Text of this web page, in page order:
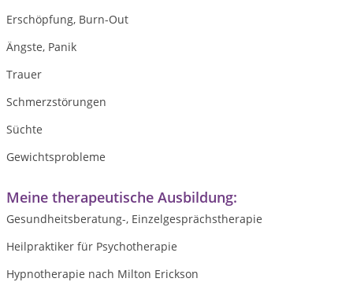
Erschöpfung, Burn-Out
Ängste, Panik
Trauer
Schmerzstörungen
Süchte
Gewichtsprobleme
Meine therapeutische Ausbildung:
Gesundheitsberatung-, Einzelgesprächstherapie
Heilpraktiker für Psychotherapie
Hypnotherapie nach Milton Erickson